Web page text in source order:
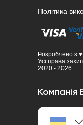
Політика
Розроблено з
Усі права
2020 - 2026
Компанія